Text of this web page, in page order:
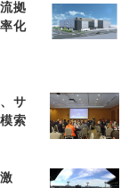
拠
化
サ
索